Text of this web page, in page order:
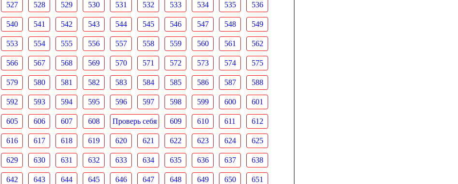
527 528 529 530 531 532 533 534 535 536
540 541 542 543 544 545 546 547 548 549
553 554 555 556 557 558 559 560 561 562
566 567 568 569 570 571 572 573 574 575
579 580 581 582 583 584 585 586 587 588
592 593 594 595 596 597 598 599 600 601
605 606 607 608 Проверь себя 609 610 611 612
616 617 618 619 620 621 622 623 624 625
629 630 631 632 633 634 635 636 637 638
642 643 644 645 646 647 648 649 650 651